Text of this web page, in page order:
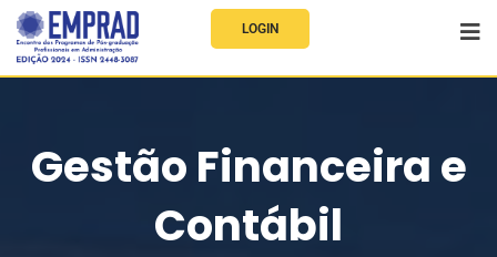
LOGIN
Gestão Financeira e
Contábil